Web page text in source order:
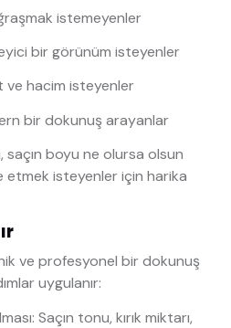
istemeyenler
bir görünüm isteyenler
ve hacim isteyenler
bir dokunuş arayanlar
saçın boyu ne olursa olsun
isteyenler için harika
ve profesyonel bir dokunuş
uygulanır:
Saçın tonu, kırık miktarı,